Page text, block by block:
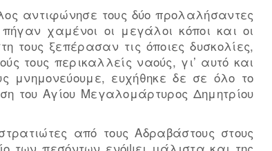
αντιφώνησε τους δύο προλαλήσαντες
χαμένοι οι μεγάλοι κόποι και οι
ξεπέρασαν τις όποιες δυσκολίες,
τους περικαλλείς ναούς, γι’ αυτό και
μνημονεύουμε, ευχήθηκε δε σε όλο το
του Αγίου Μεγαλομάρτυρος Δημητρίου
από τους Αδραβάστους στους